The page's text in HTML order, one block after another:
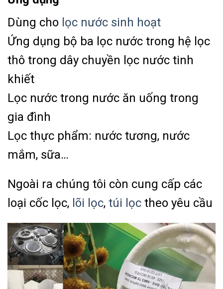
Dùng cho lọc nước sinh hoạt
Ứng dụng bộ ba lọc nước trong hệ lọc
thô trong dây chuyền lọc nước tinh
khiết
Lọc nước trong nước ăn uống trong
gia đình
Lọc thực phẩm: nước tương, nước
mắm, sữa…
Ngoài ra chúng tôi còn cung cấp các
loại cốc lọc, lõi lọc, túi lọc theo yêu cầu